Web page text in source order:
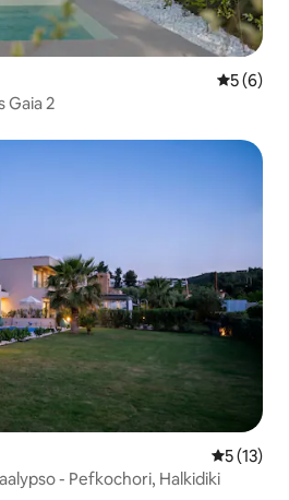
Средна
5 (6)
2
Средна
5 (13)
- Pefkochori, Halkidiki